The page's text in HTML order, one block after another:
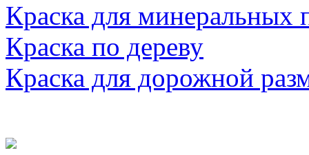
Краска для минеральных
Краска по дереву
Краска для дорожной